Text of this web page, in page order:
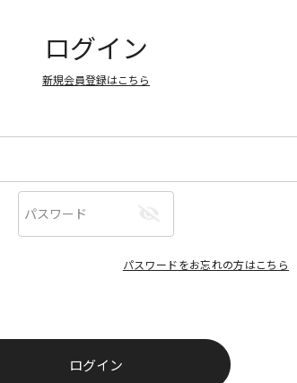
ログイン
新規会員登録はこちら
パスワードをお忘れの方はこちら